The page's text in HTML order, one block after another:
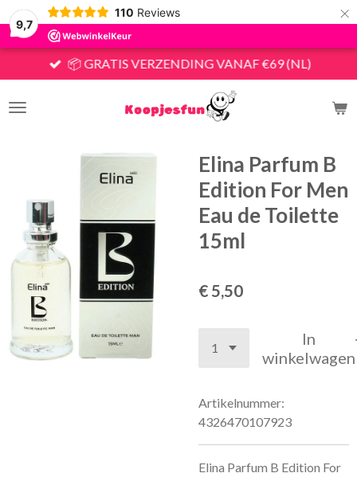
9,7
110 Reviews ×
📦 GRATIS VERZENDING VANAF €69 (NL)
Elina Parfum B
Edition For Men
Eau de Toilette
15ml
€ 5,50
In
winkelwagen
Artikelnummer:
4326470107923
Elina Parfum B Edition For